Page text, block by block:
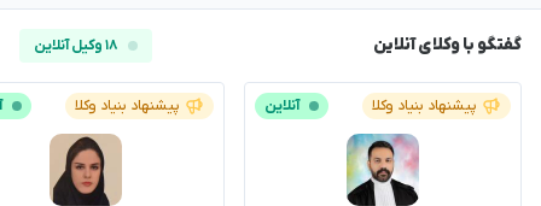
گفتگو با وکلای آنلاین ۱۸ وکیل آنلاین
پیشنهاد بنیاد وکلا آنلاین پیشنهاد بنیاد وکلا